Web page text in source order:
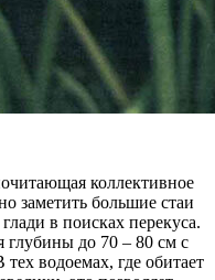
коллективное
заметить большие стаи
в поисках перекуса.
глубины до 70 – 80 см с
водоемах, где обитает